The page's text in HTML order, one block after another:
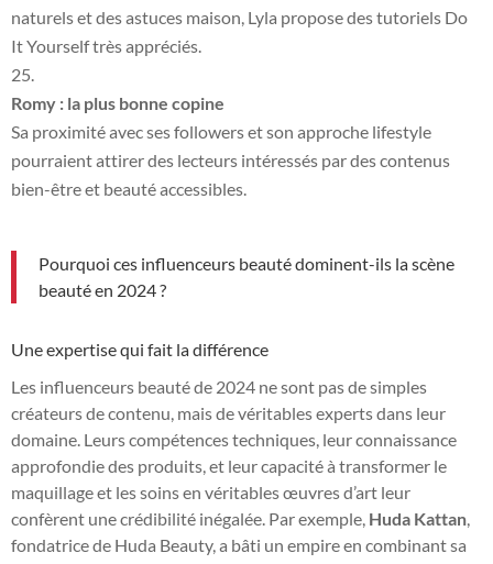
naturels et des astuces maison, Lyla propose des tutoriels Do
It Yourself très appréciés.
Romy : la plus bonne copine
Sa proximité avec ses followers et son approche lifestyle
pourraient attirer des lecteurs intéressés par des contenus
bien-être et beauté accessibles.
Pourquoi ces influenceurs beauté dominent-ils la scène
beauté en 2024 ?
Une expertise qui fait la différence
Les influenceurs beauté de 2024 ne sont pas de simples
créateurs de contenu, mais de véritables experts dans leur
domaine. Leurs compétences techniques, leur connaissance
approfondie des produits, et leur capacité à transformer le
maquillage et les soins en véritables œuvres d’art leur
confèrent une crédibilité inégalée. Par exemple, Huda Kattan
fondatrice de Huda Beauty, a bâti un empire en combinant sa